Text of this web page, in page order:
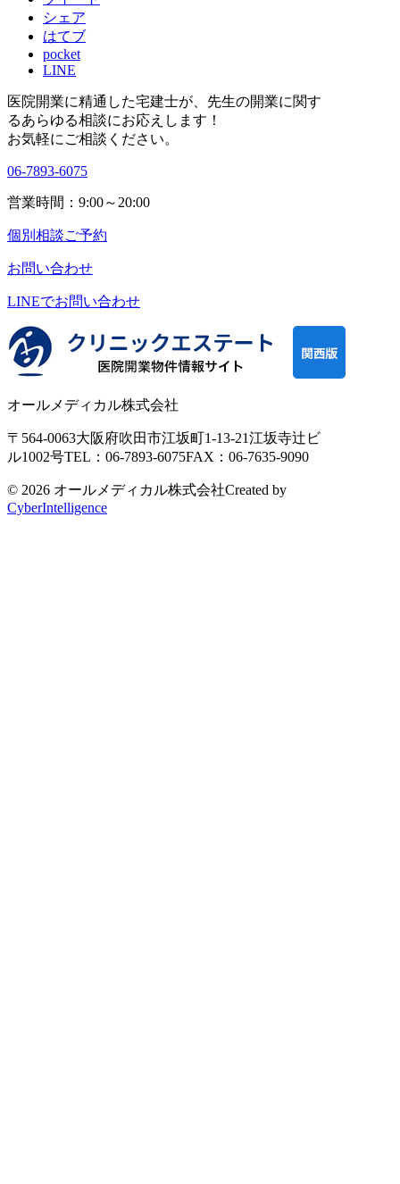
シェア
はてブ
pocket
LINE
医院開業に精通した宅建士が、 先生の開業に関す
るあらゆる相談にお応えします！
お気軽にご相談ください。
06-7893-6075
営業時間：9:00～20:00
個別相談ご予約
お問い合わせ
LINEでお問い合わせ
オールメディカル株式会社
〒564-0063大阪府吹田市江坂町1-13-21江坂寺辻ビ
ル1002号TEL：06-7893-6075FAX：06-7635-9090
© 2026 オールメディカル株式会社Created by
CyberIntelligence